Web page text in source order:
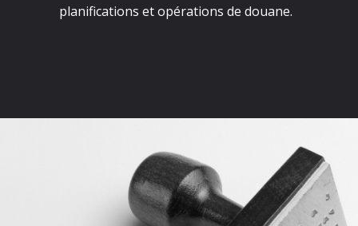
planifications et opérations de douane.